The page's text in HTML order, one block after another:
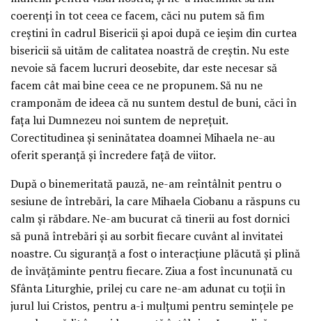
coerenți în tot ceea ce facem, căci nu putem să fim
creștini în cadrul Bisericii și apoi după ce ieșim din curtea
bisericii să uităm de calitatea noastră de creștin. Nu este
nevoie să facem lucruri deosebite, dar este necesar să
facem cât mai bine ceea ce ne propunem. Să nu ne
cramponăm de ideea că nu suntem destul de buni, căci în
fața lui Dumnezeu noi suntem de neprețuit.
Corectitudinea și seninătatea doamnei Mihaela ne-au
oferit speranță și încredere față de viitor.
După o binemeritată pauză, ne-am reîntâlnit pentru o
sesiune de întrebări, la care Mihaela Ciobanu a răspuns cu
calm și răbdare. Ne-am bucurat că tinerii au fost dornici
să pună întrebări și au sorbit fiecare cuvânt al invitatei
noastre. Cu siguranță a fost o interacțiune plăcută și plină
de învățăminte pentru fiecare. Ziua a fost încununată cu
Sfânta Liturghie, prilej cu care ne-am adunat cu toții în
jurul lui Cristos, pentru a-i mulțumi pentru semințele pe